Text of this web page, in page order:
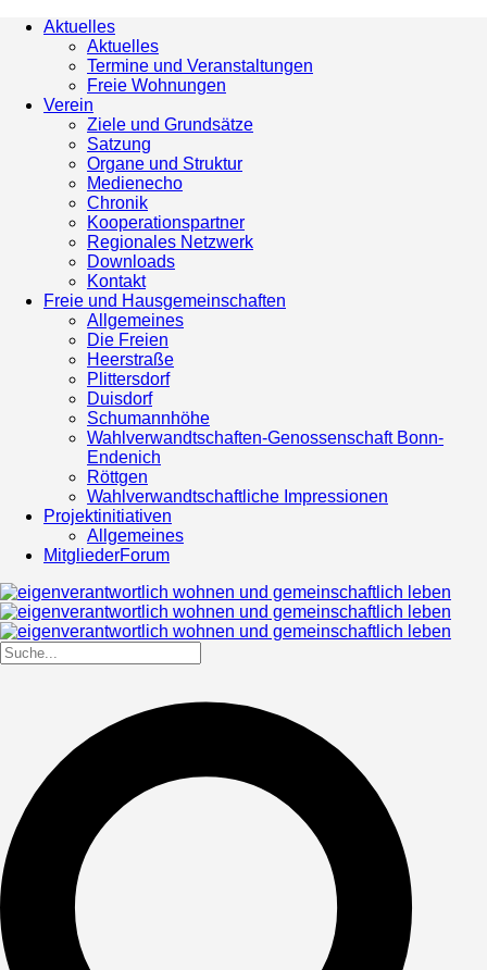
Aktuelles
Aktuelles
Termine und Veranstaltungen
Freie Wohnungen
Verein
Ziele und Grundsätze
Satzung
Organe und Struktur
Medienecho
Chronik
Kooperationspartner
Regionales Netzwerk
Downloads
Kontakt
Freie und Hausgemeinschaften
Allgemeines
Die Freien
Heerstraße
Plittersdorf
Duisdorf
Schumannhöhe
Wahlverwandtschaften-Genossenschaft Bonn-
Endenich
Röttgen
Wahlverwandtschaftliche Impressionen
Projektinitiativen
Allgemeines
MitgliederForum